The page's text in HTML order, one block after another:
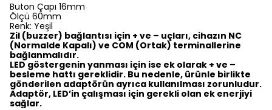
Buton Çapı 16mm
Ölçü 60mm
Renk: Yeşil
Zil (buzzer) bağlantısı için + ve – uçları, cihazın NC
(Normalde Kapalı) ve COM (Ortak) terminallerine
bağlanmalıdır.
LED göstergenin yanması için ise ek olarak + ve –
besleme hattı gereklidir. Bu nedenle, ürünle birlikte
gönderilen adaptörün ayrıca kullanılması zorunludur.
Adaptör, LED’in çalışması için gerekli olan ek enerjiyi
sağlar.